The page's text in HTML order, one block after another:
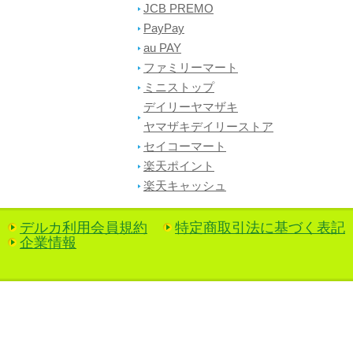
JCB PREMO
PayPay
au PAY
ファミリーマート
ミニストップ
デイリーヤマザキ
ヤマザキデイリーストア
セイコーマート
楽天ポイント
楽天キャッシュ
デルカ利用会員規約
特定商取引法に基づく表記
企業情報